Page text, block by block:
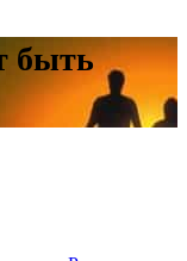
быть